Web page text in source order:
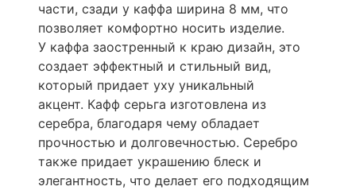
части, сзади у каффа ширина 8 мм, что
позволяет комфортно носить изделие.
У каффа заостренный к краю дизайн, это
создает эффектный и стильный вид,
который придает уху уникальный
акцент. Кафф серьга изготовлена из
серебра, благодаря чему обладает
прочностью и долговечностью. Серебро
также придает украшению блеск и
элегантность, что делает его подходящим